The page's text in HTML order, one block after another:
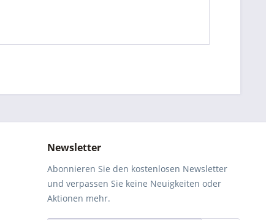
Newsletter
Abonnieren Sie den kostenlosen Newsletter
und verpassen Sie keine Neuigkeiten oder
Aktionen mehr.